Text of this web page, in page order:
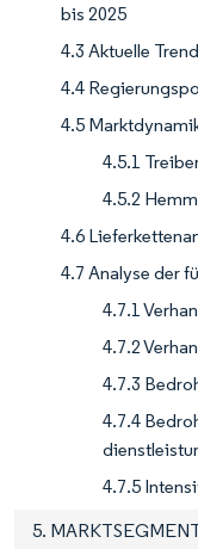
bis 2025
4.3 Aktuelle
4.4
4.5
4.5.1
4.5.2
4.6
4.7 Analyse der
4.7.1
4.7.2
4.7.3
4.7.4
4.7.5
5.